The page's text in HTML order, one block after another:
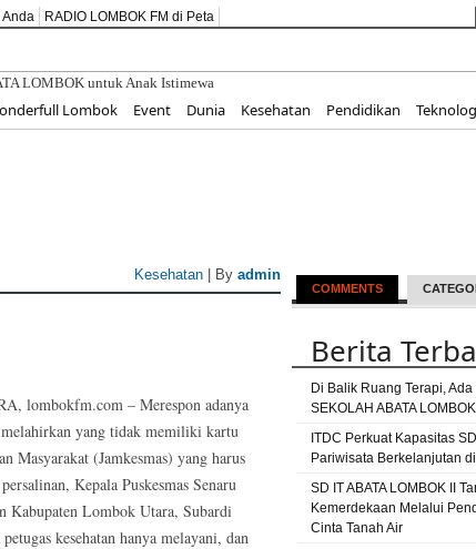
Anda RADIO LOMBOK FM di Peta
Lombok Event Dunia Kesehatan Pendidikan
Kesehatan | By admin
lombokfm.com – Merespon adanya
yang tidak memiliki kartu
Masyarakat (Jamkesmas) yang harus
Kepala Puskesmas Senaru
Kabupaten Lombok Utara, Subardi
kesehatan hanya melayani, dan
COMMENTS
Berita
Di Balik Ruang Terapi,
SEKOLAH ABATA
ITDC Perkuat Kapasitas
Pariwisata Berkelanjutan
SD IT ABATA LOMBOK II
Kemerdekaan Melalui
Cinta Tanah Air